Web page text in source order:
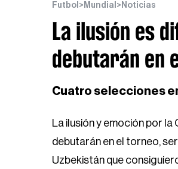
Futbol > Mundial > Noticias
La ilusión es
debutarán en
Cuatro selecciones
La ilusión y emoción por
debutarán en el torneo,
Uzbekistán que